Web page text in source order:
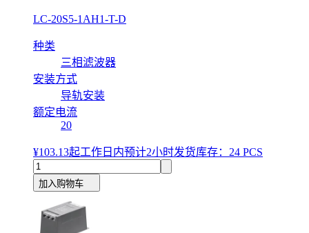
LC-20S5-1AH1-T-D
种类
三相滤波器
安装方式
导轨安装
额定电流
20
¥103.13起工作日内预计2小时发货库存：24 PCS
加入购物车